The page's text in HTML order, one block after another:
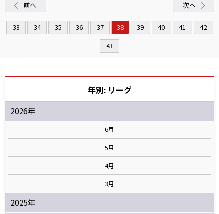
前へ
33 34 35 36 37 38 39 40 41
42
43
次へ
年別: リーグ
2026年
6月
5月
4月
3月
2025年